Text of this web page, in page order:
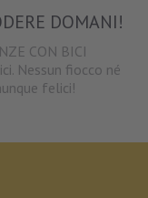
DOMANI!
CON BICI
Nessun fiocco né
felici!